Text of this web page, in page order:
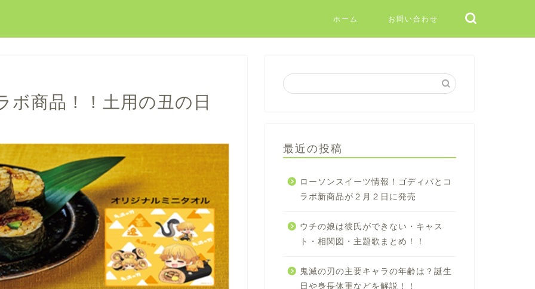
ホーム お問い合わせ
ボ商品！！土用の丑の日
最近の投稿
ローソンスイーツ情報！ゴディバとコ
ラボ新商品が２月２日に発売
ウチの娘は彼氏ができない・キャス
ト・相関図・主題歌まとめ！！
鬼滅の刃の主要キャラの年齢は？誕生
日や身長体重などを解説！！